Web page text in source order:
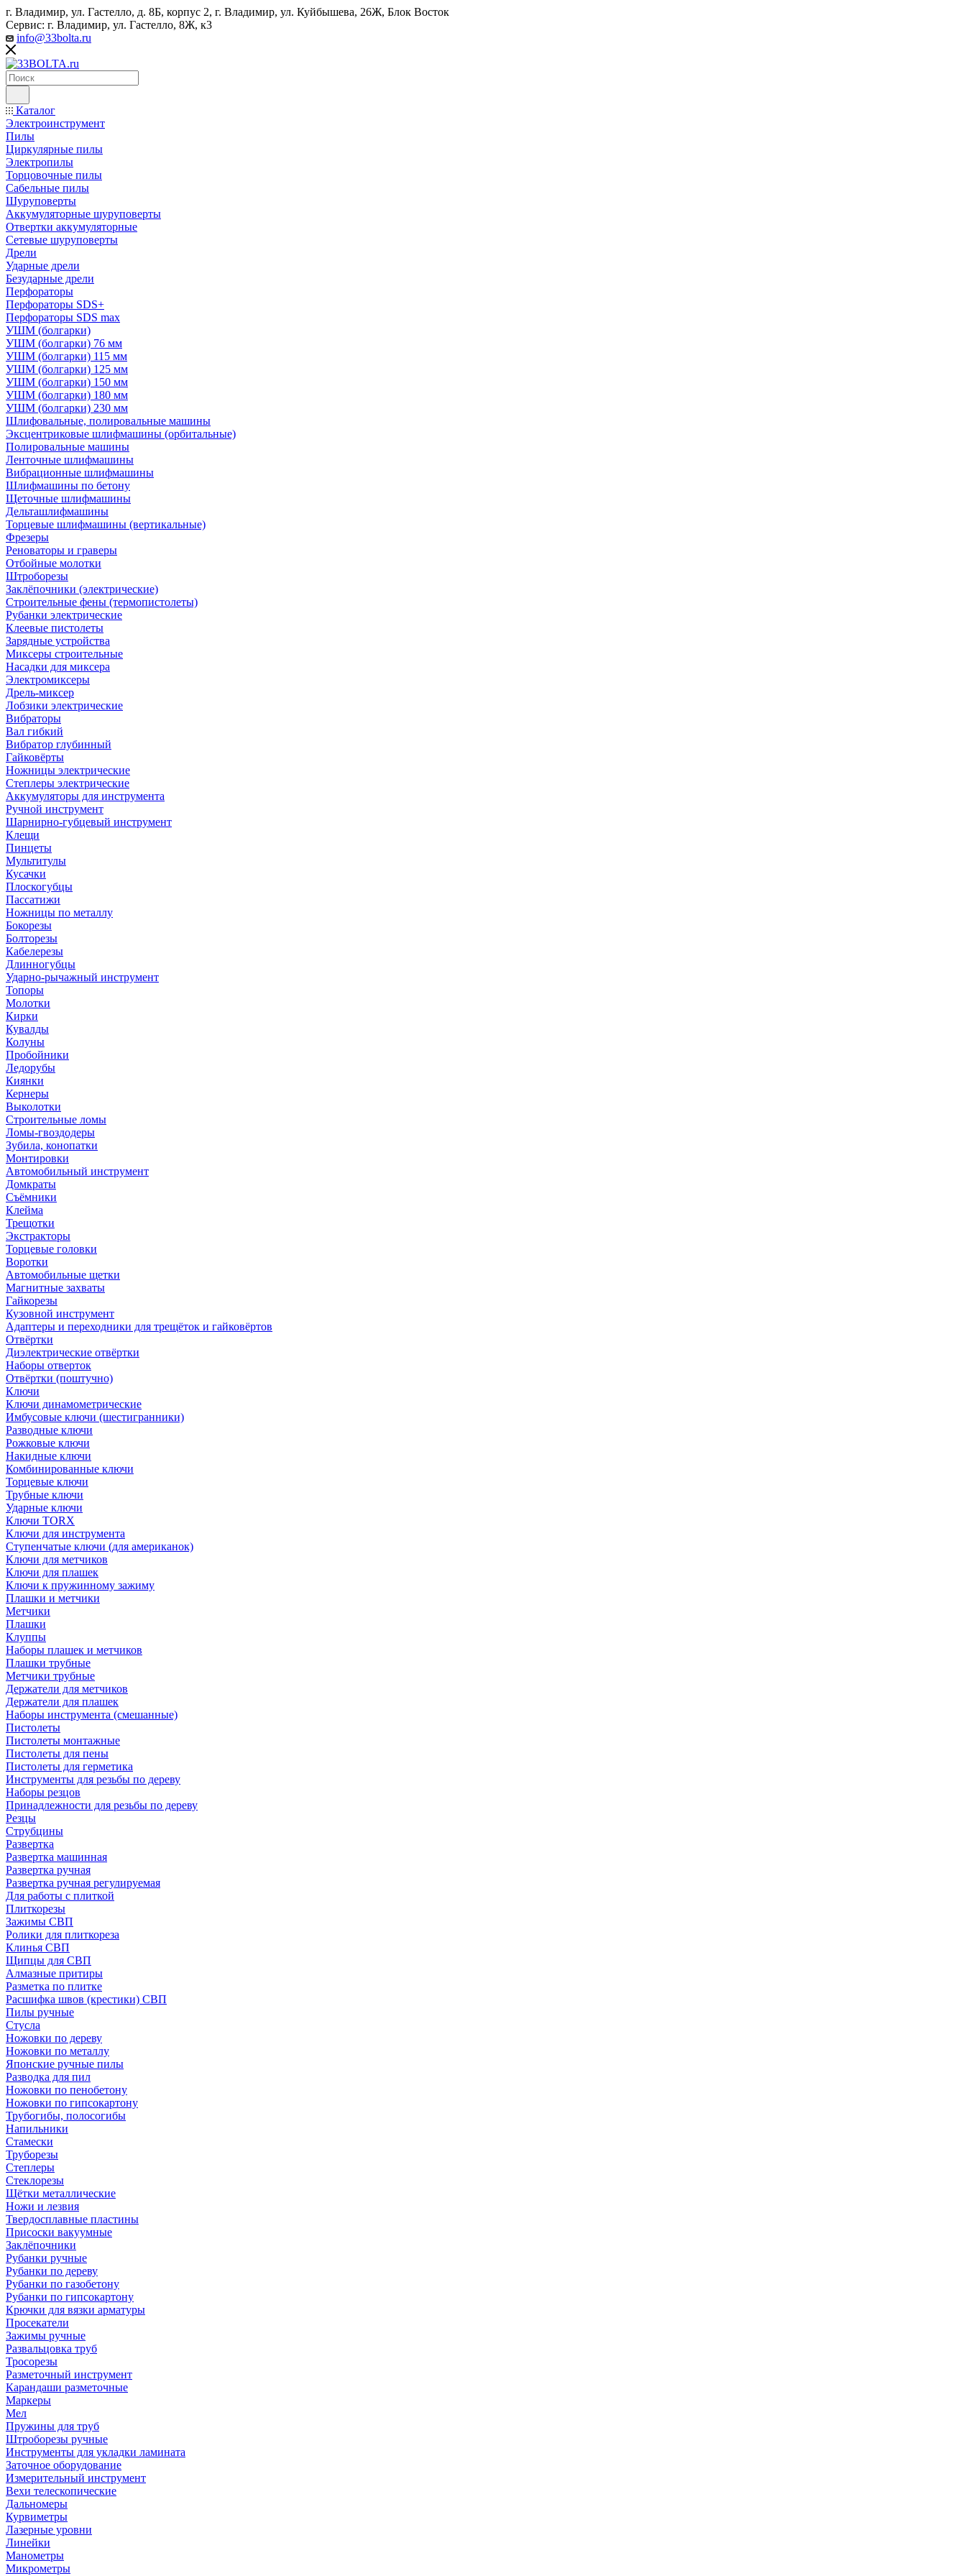
г. Владимир, ул. Гастелло, д. 8Б, корпус 2, г. Владимир, ул. ​Куйбышева, 26Ж, Блок Восток
Сервис: г. Владимир, ул. Гастелло, 8Ж, к3
info@33bolta.ru
Каталог
Электроинструмент
Пилы
Циркулярные пилы
Электропилы
Торцовочные пилы
Сабельные пилы
Шуруповерты
Аккумуляторные шуруповерты
Отвертки аккумуляторные
Сетевые шуруповерты
Дрели
Ударные дрели
Безударные дрели
Перфораторы
Перфораторы SDS+
Перфораторы SDS max
УШМ (болгарки)
УШМ (болгарки) 76 мм
УШМ (болгарки) 115 мм
УШМ (болгарки) 125 мм
УШМ (болгарки) 150 мм
УШМ (болгарки) 180 мм
УШМ (болгарки) 230 мм
Шлифовальные, полировальные машины
Эксцентриковые шлифмашины (орбитальные)
Полировальные машины
Ленточные шлифмашины
Вибрационные шлифмашины
Шлифмашины по бетону
Щеточные шлифмашины
Дельташлифмашины
Торцевые шлифмашины (вертикальные)
Фрезеры
Реноваторы и граверы
Отбойные молотки
Штроборезы
Заклёпочники (электрические)
Строительные фены (термопистолеты)
Рубанки электрические
Клеевые пистолеты
Зарядные устройства
Миксеры строительные
Насадки для миксера
Электромиксеры
Дрель-миксер
Лобзики электрические
Вибраторы
Вал гибкий
Вибратор глубинный
Гайковёрты
Ножницы электрические
Степлеры электрические
Аккумуляторы для инструмента
Ручной инструмент
Шарнирно-губцевый инструмент
Клещи
Пинцеты
Мультитулы
Кусачки
Плоскогубцы
Пассатижи
Ножницы по металлу
Бокорезы
Болторезы
Кабелерезы
Длинногубцы
Ударно-рычажный инструмент
Топоры
Молотки
Кирки
Кувалды
Колуны
Пробойники
Ледорубы
Киянки
Кернеры
Выколотки
Строительные ломы
Ломы-гвоздодеры
Зубила, конопатки
Монтировки
Автомобильный инструмент
Домкраты
Съёмники
Клейма
Трещотки
Экстракторы
Торцевые головки
Воротки
Автомобильные щетки
Магнитные захваты
Гайкорезы
Кузовной инструмент
Адаптеры и переходники для трещёток и гайковёртов
Отвёртки
Диэлектрические отвёртки
Наборы отверток
Отвёртки (поштучно)
Ключи
Ключи динамометрические
Имбусовые ключи (шестигранники)
Разводные ключи
Рожковые ключи
Накидные ключи
Комбинированные ключи
Торцевые ключи
Трубные ключи
Ударные ключи
Ключи TORX
Ключи для инструмента
Ступенчатые ключи (для американок)
Ключи для метчиков
Ключи для плашек
Ключи к пружинному зажиму
Плашки и метчики
Метчики
Плашки
Клуппы
Наборы плашек и метчиков
Плашки трубные
Метчики трубные
Держатели для метчиков
Держатели для плашек
Наборы инструмента (смешанные)
Пистолеты
Пистолеты монтажные
Пистолеты для пены
Пистолеты для герметика
Инструменты для резьбы по дереву
Наборы резцов
Принадлежности для резьбы по дереву
Резцы
Струбцины
Развертка
Развертка машинная
Развертка ручная
Развертка ручная регулируемая
Для работы с плиткой
Плиткорезы
Зажимы СВП
Ролики для плиткореза
Клинья СВП
Щипцы для СВП
Алмазные притиры
Разметка по плитке
Расшифка швов (крестики) СВП
Пилы ручные
Стусла
Ножовки по дереву
Ножовки по металлу
Японские ручные пилы
Разводка для пил
Ножовки по пенобетону
Ножовки по гипсокартону
Трубогибы, полосогибы
Напильники
Стамески
Труборезы
Степлеры
Стеклорезы
Щётки металлические
Ножи и лезвия
Твердосплавные пластины
Присоски вакуумные
Заклёпочники
Рубанки ручные
Рубанки по дереву
Рубанки по газобетону
Рубанки по гипсокартону
Крючки для вязки арматуры
Просекатели
Зажимы ручные
Развальцовка труб
Тросорезы
Разметочный инструмент
Карандаши разметочные
Маркеры
Мел
Пружины для труб
Штроборезы ручные
Инструменты для укладки ламината
Заточное оборудование
Измерительный инструмент
Вехи телескопические
Дальномеры
Курвиметры
Лазерные уровни
Линейки
Манометры
Микрометры